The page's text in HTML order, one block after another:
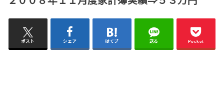
ポスト シェア はてブ 送る Pocket